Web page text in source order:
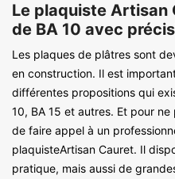
Le plaquiste Artisan
de BA 10 avec
Les plaques de plâtres sont
en construction. Il est
différentes propositions qui
10, BA 15 et autres. Et pour
de faire appel à un
plaquisteArtisan Cauret. Il
pratique, mais aussi de